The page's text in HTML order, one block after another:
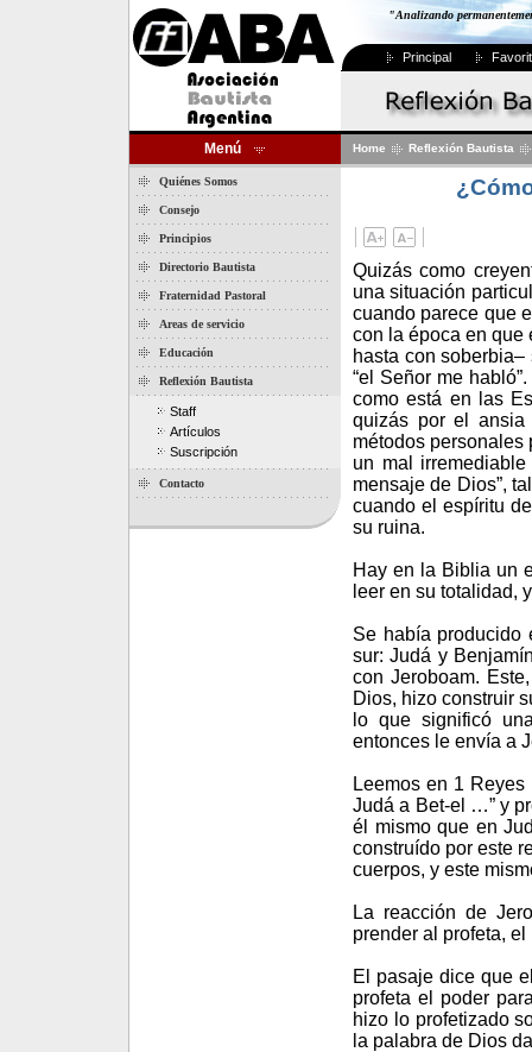
"Analizando
Principal
Menú
Quiénes Somos
Consejo
Principios
Directorio Bautista
Fraternidad Pastoral
Areas de servicio
Educación
Reflexión Bautista
Staff
Artículos
Suscripción
Contacto
Home Reflexión Bautista
Quizás como
una situación
cuando parece que
con la época en que
hasta con soberbia–
“el Señor me
como está en las
quizás por el ansia
métodos personales
un mal
mensaje de Dios”,
cuando el espíritu
su ruina.
Hay en la Biblia un
leer en su totalidad,
Se había producido
sur: Judá y
con Jeroboam.
Dios, hizo construir
lo que significó
entonces le envía a
Leemos en 1
Judá a Bet-el …” y
él mismo que en
construído por este
cuerpos, y este
La reacción de
prender al profeta,
El pasaje dice que
profeta el poder
hizo lo profetizado
la palabra de Dios